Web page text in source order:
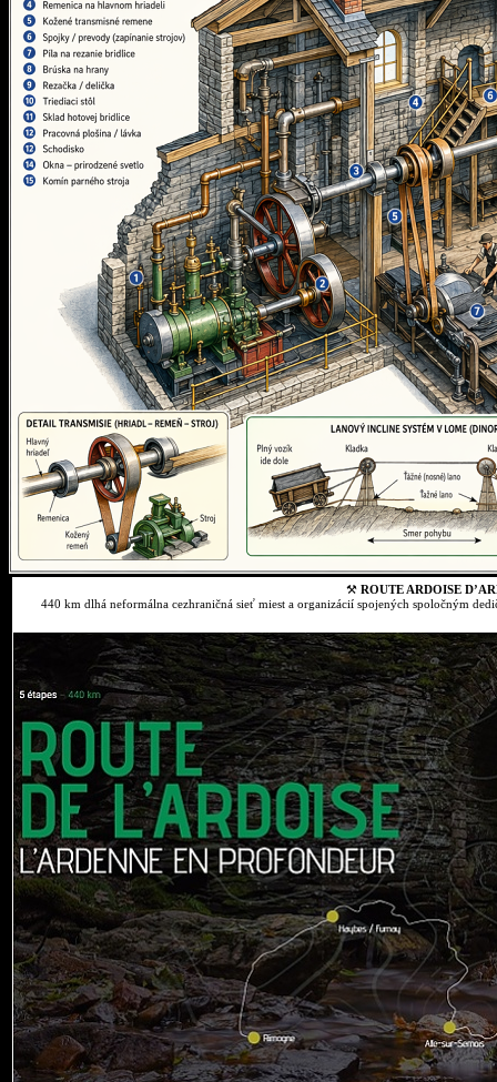
⚒ ROUTE ARDOISE
440 km dlhá neformálna cezhraničná sieť miest a organizácií spojených spoločným